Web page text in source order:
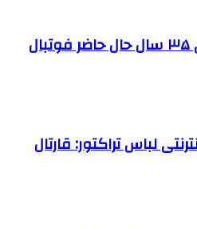
با ۱۵ بازیکن برتر بالای ۳۵ سال حال حاضر فوتبال
لباس تراکتور: قارتال